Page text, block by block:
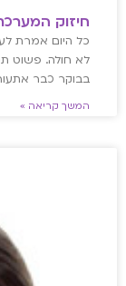
חיזוק
כל היום אמרת
לא חולה. פשוט
בבוקר כבר
המשך קריאה »